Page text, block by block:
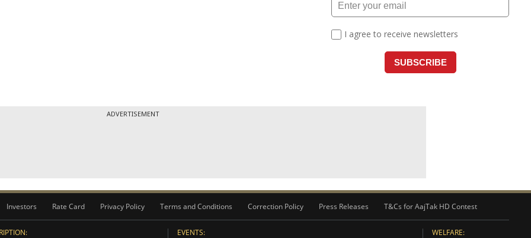
ADVERTISEMENT
Investors Rate Card Privacy Policy Terms and Conditions Correction Policy Press Releases T&Cs for AajTak HD Contest
EVENTS:
WELFARE: